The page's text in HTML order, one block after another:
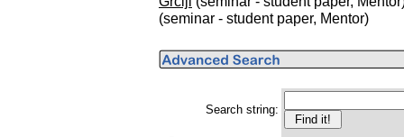
(seminar - student paper, Mentor)
Search string: